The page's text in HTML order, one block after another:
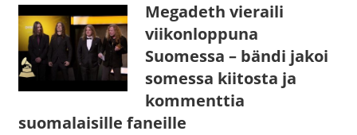
Megadeth vieraili
viikonloppuna
Suomessa – bändi jakoi
somessa kiitosta ja
kommenttia
suomalaisille faneille